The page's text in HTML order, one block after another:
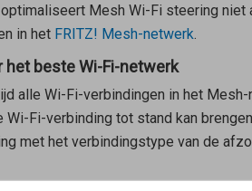
Mesh Wi-Fi steering
in het FRITZ! Mesh-netwerk
het beste Wi-Fi-netwerk
alle Wi-Fi-verbindingen in het Mesh-
Fi-verbinding tot stand kan
met het verbindingstype van de